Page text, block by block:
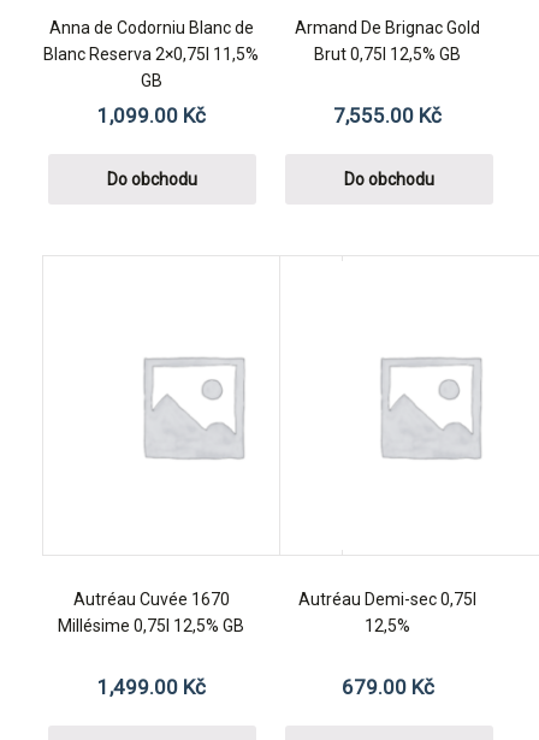
Anna de Codorniu Blanc de
Blanc Reserva 2×0,75l 11,5%
GB
1,099.00 Kč
Do obchodu
Armand De Brignac Gold
Brut 0,75l 12,5% GB
7,555.00 Kč
Do obchodu
Autréau Cuvée 1670
Millésime 0,75l 12,5% GB
1,499.00 Kč
Autréau Demi-sec 0,75l
12,5%
679.00 Kč